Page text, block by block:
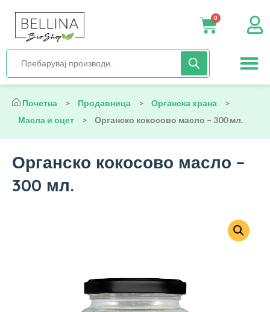
0
Почетна > Продавница > Органска храна
>
Масла и оцет
> Органско кокосово масло – 300 мл.
Органско кокосово масло –
300 мл.